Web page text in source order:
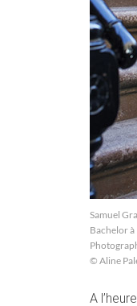
Samuel
Bachelor à
© Aline
A